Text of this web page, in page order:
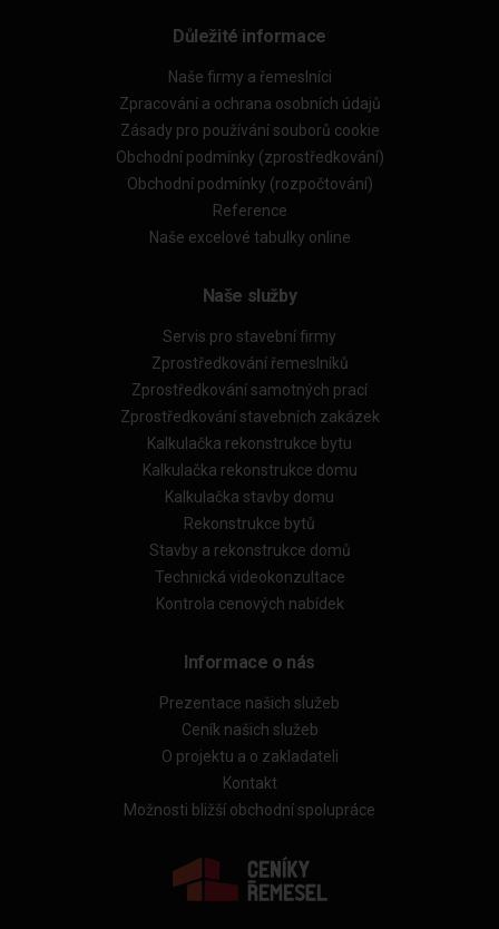
Důležité informace
Naše firmy a řemeslníci
Zpracování a ochrana osobních údajů
Zásady pro používání souborů cookie
Obchodní podmínky (zprostředkování)
Obchodní podmínky (rozpočtování)
Reference
Naše excelové tabulky online
Naše služby
Servis pro stavební firmy
Zprostředkování řemeslníků
Zprostředkování samotných prací
Zprostředkování stavebních zakázek
Kalkulačka rekonstrukce bytu
Kalkulačka rekonstrukce domu
Kalkulačka stavby domu
Rekonstrukce bytů
Stavby a rekonstrukce domů
Technická videokonzultace
Kontrola cenových nabídek
Informace o nás
Prezentace našich služeb
Ceník našich služeb
O projektu a o zakladateli
Kontakt
Možnosti bližší obchodní spolupráce